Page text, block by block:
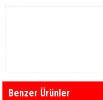
Benzer Ürünler